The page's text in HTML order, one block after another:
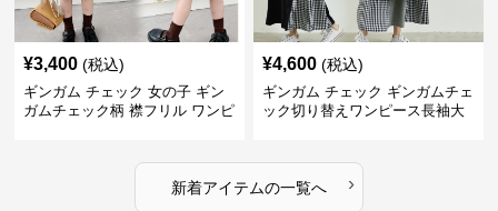
¥3,400 (税込)
ギンガム チェック 女の子 ギン
ガムチェック柄 襟フリル ワンピ
¥4,600 (税込)
ギンガム チェック ギンガムチェ
ック切り替えワンピース長袖大
新着アイテムの一覧へ ›